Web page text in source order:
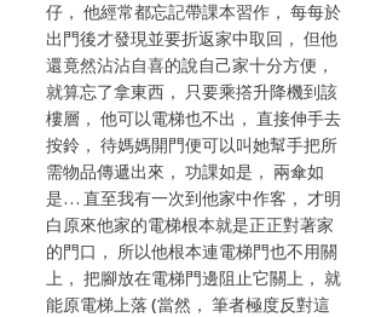
仔， 他經常都忘記帶課本習作， 每每於
出門後才發現並要折返家中取回， 但他
還竟然沾沾自喜的說自己家十分方便，
就算忘了拿東西， 只要乘撘升降機到該
樓層， 他可以電梯也不出， 直接伸手去
按鈴， 待媽媽開門便可以叫她幫手把所
需物品傳遞出來， 功課如是， 兩傘如
是… 直至我有一次到他家中作客， 才明
白原來他家的電梯根本就是正正對著家
的門口， 所以他根本連電梯門也不用關
上， 把腳放在電梯門邊阻止它關上， 就
能原電梯上落 (當然， 筆者極度反對這